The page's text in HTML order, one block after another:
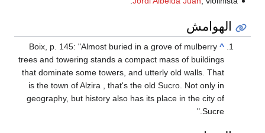
Boix, p. 145: "Almost
trees and towering
that dominate some
is the town of Alzira ,
geography, but history